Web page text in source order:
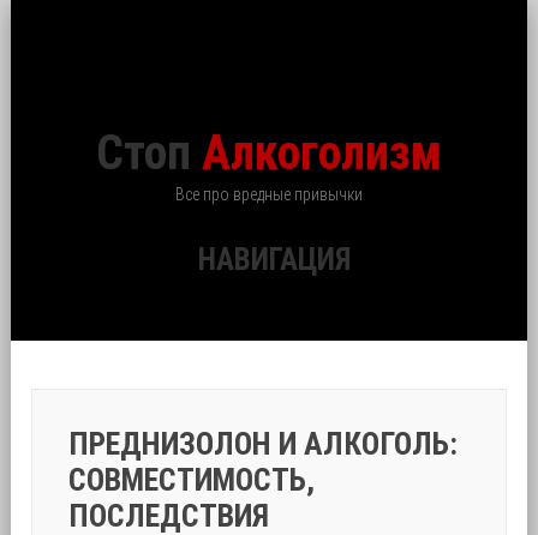
Стоп Алкоголизм
Все про вредные привычки
НАВИГАЦИЯ
ПРЕДНИЗОЛОН И АЛКОГОЛЬ:
СОВМЕСТИМОСТЬ,
ПОСЛЕДСТВИЯ